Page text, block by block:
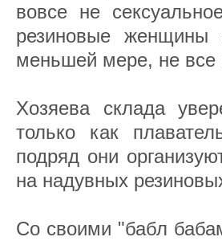
вовсе не
резиновые женщины
меньшей мере, не все
Хозяева склада
только как
подряд они
на надувных
Со своими "бабл